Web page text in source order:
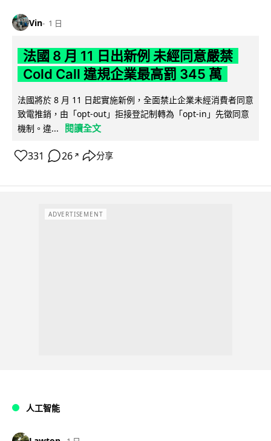
Vin 1 日
法國 8 月 11 日出新例 未經同意嚴禁
Cold Call 違規企業最高罰 345 萬
法國將於 8 月 11 日起實施新例，全面禁止企業未經消費者同意
致電推銷，由「opt-out」拒接登記制轉為「opt-in」先徵同意
機制。違...
閱讀全文
331 26 ↗ 分享
ADVERTISEMENT
人工智能